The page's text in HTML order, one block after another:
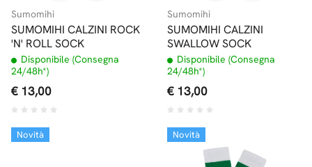
Sumomihi
SUMOMIHI CALZINI ROCK
'N' ROLL SOCK
Disponibile (Consegna
24/48h*)
€ 13,00
Sumomihi
SUMOMIHI CALZINI
SWALLOW SOCK
Disponibile (Consegna
24/48h*)
€ 13,00
Novità Novità